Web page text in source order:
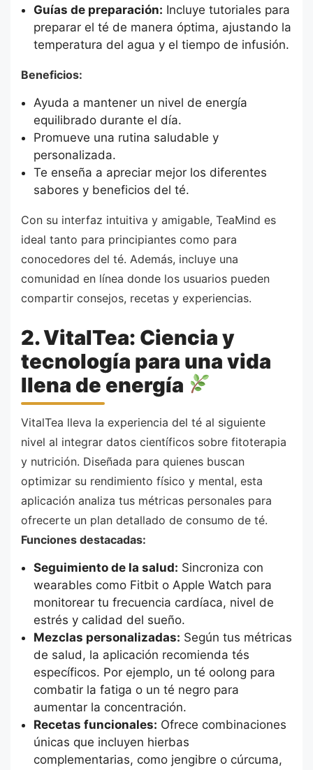
Guías de preparación: Incluye tutoriales para
preparar el té de manera óptima, ajustando la
temperatura del agua y el tiempo de infusión.
Beneficios:
Ayuda a mantener un nivel de energía
equilibrado durante el día.
Promueve una rutina saludable y
personalizada.
Te enseña a apreciar mejor los diferentes
sabores y beneficios del té.
Con su interfaz intuitiva y amigable, TeaMind es
ideal tanto para principiantes como para
conocedores del té. Además, incluye una
comunidad en línea donde los usuarios pueden
compartir consejos, recetas y experiencias.
2. VitalTea: Ciencia y
tecnología para una vida
llena de energía
VitalTea lleva la experiencia del té al siguiente
nivel al integrar datos científicos sobre fitoterapia
y nutrición. Diseñada para quienes buscan
optimizar su rendimiento físico y mental, esta
aplicación analiza tus métricas personales para
ofrecerte un plan detallado de consumo de té.
Funciones destacadas:
Seguimiento de la salud: Sincroniza con
wearables como Fitbit o Apple Watch para
monitorear tu frecuencia cardíaca, nivel de
estrés y calidad del sueño.
Mezclas personalizadas: Según tus métricas
de salud, la aplicación recomienda tés
específicos. Por ejemplo, un té oolong para
combatir la fatiga o un té negro para
aumentar la concentración.
Recetas funcionales: Ofrece combinaciones
únicas que incluyen hierbas
complementarias, como jengibre o cúrcuma,